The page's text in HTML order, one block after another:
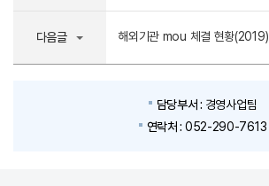
다음글 해외기관 mou 체결 현황(2019)
담당부서 : 경영사업팀
연락처 : 052-290-7613